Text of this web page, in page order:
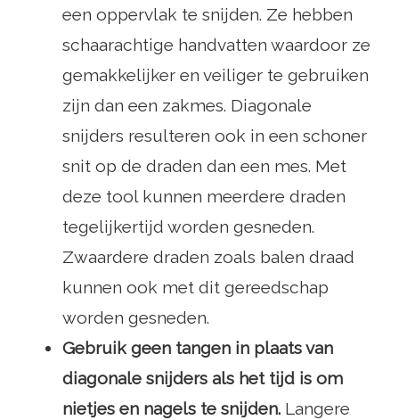
een oppervlak te snijden. Ze hebben
schaarachtige handvatten waardoor ze
gemakkelijker en veiliger te gebruiken
zijn dan een zakmes. Diagonale
snijders resulteren ook in een schoner
snit op de draden dan een mes. Met
deze tool kunnen meerdere draden
tegelijkertijd worden gesneden.
Zwaardere draden zoals balen draad
kunnen ook met dit gereedschap
worden gesneden.
Gebruik geen tangen in plaats van
diagonale snijders als het tijd is om
nietjes en nagels te snijden. Langere